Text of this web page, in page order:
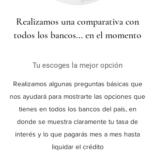
Realizamos una comparativa con
todos los bancos... en el momento
Tu escoges la mejor opción
Realizamos algunas preguntas básicas que
nos ayudará para mostrarte las opciones que
tienes en todos los bancos del país, en
donde se muestra claramente tu tasa de
interés y lo que pagarás mes a mes hasta
liquidar el crédito